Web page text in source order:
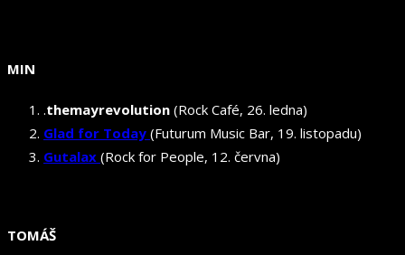
MIN
.themayrevolution (Rock Café, 26. ledna)
Glad for Today (Futurum Music Bar, 19. listopadu)
Gutalax (Rock for People, 12. června)
TOMÁŠ